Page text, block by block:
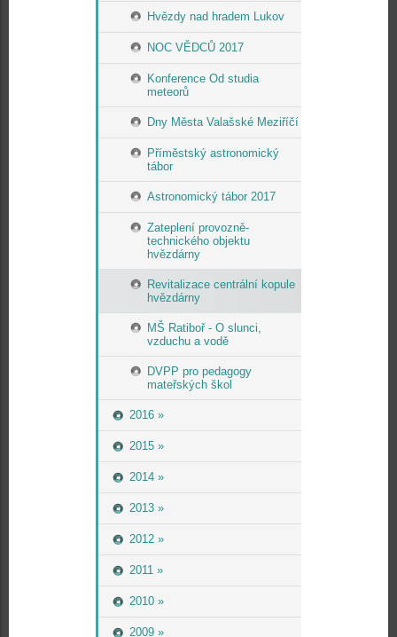
Hvězdy nad hradem Lukov
NOC VĚDCŮ 2017
Konference Od studia
meteorů
Dny Města Valašské Meziříčí
Příměstský astronomický
tábor
Astronomický tábor 2017
Zateplení provozně-
technického objektu
hvězdárny
Revitalizace centrální kopule
hvězdárny
MŠ Ratiboř - O slunci,
vzduchu a vodě
DVPP pro pedagogy
mateřských škol
2016 »
2015 »
2014 »
2013 »
2012 »
2011 »
2010 »
2009 »